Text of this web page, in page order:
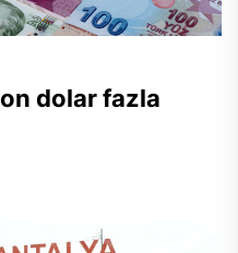
dolar fazla